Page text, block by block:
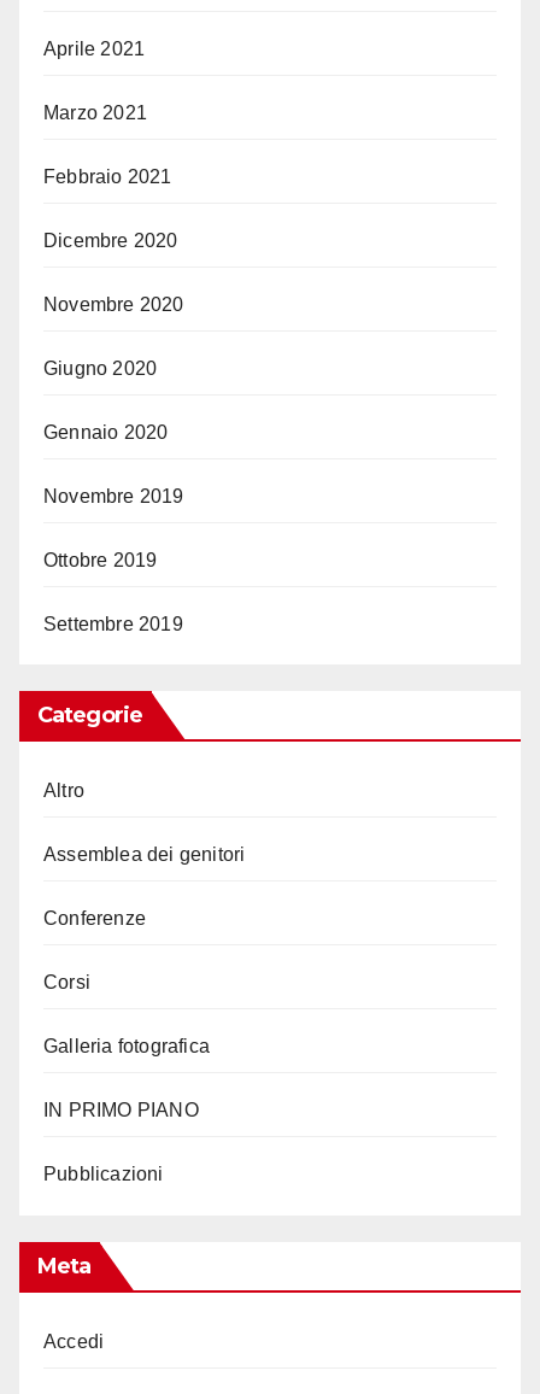
Aprile 2021
Marzo 2021
Febbraio 2021
Dicembre 2020
Novembre 2020
Giugno 2020
Gennaio 2020
Novembre 2019
Ottobre 2019
Settembre 2019
Categorie
Altro
Assemblea dei genitori
Conferenze
Corsi
Galleria fotografica
IN PRIMO PIANO
Pubblicazioni
Meta
Accedi